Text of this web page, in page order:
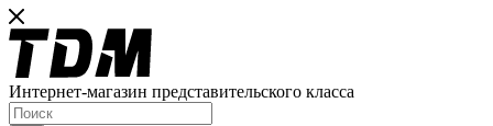
Интернет-магазин представительского класса